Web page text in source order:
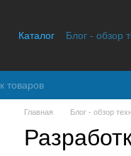
Каталог Блог - обзор
Главная Блог - обзор